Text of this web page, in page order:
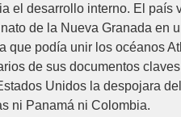
el desarrollo interno. El país
de la Nueva Granada en
que podía unir los océanos
de sus documentos
Unidos la despojara
ni Panamá ni Colombia.